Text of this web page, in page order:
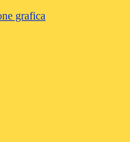
grafica